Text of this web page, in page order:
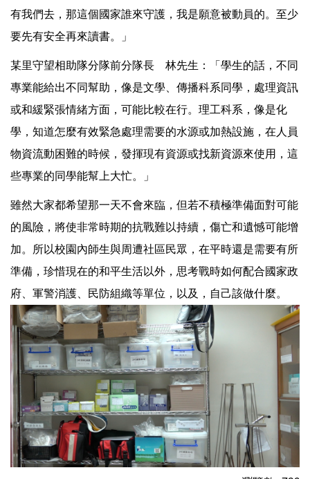
有我們去，那這個國家誰來守護，我是願意被動員的。至少
要先有安全再來讀書。」
某里守望相助隊分隊前分隊長 林先生：「學生的話，不同
專業能給出不同幫助，像是文學、傳播科系同學，處理資訊
或和緩緊張情緒方面，可能比較在行。理工科系，像是化
學，知道怎麼有效緊急處理需要的水源或加熱設施，在人員
物資流動困難的時候，發揮現有資源或找新資源來使用，這
些專業的同學能幫上大忙。」
雖然大家都希望那一天不會來臨，但若不積極準備面對可能
的風險，將使非常時期的抗戰難以持續，傷亡和遺憾可能增
加。所以校園內師生與周遭社區民眾，在平時還是需要有所
準備，珍惜現在的和平生活以外，思考戰時如何配合國家政
府、軍警消護、民防組織等單位，以及，自己該做什麼。